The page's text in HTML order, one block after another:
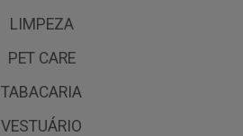
LIMPEZA
PET CARE
TABACARIA
VESTUÁRIO